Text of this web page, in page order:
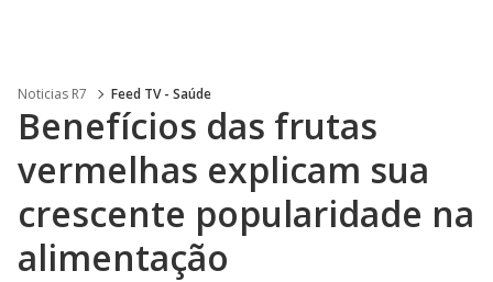
Noticias R7 Feed TV - Saúde
Benefícios das frutas
vermelhas explicam sua
crescente popularidade na
alimentação